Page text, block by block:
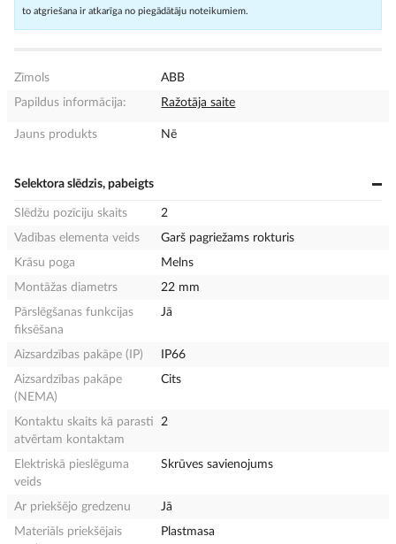
to atgriešana ir atkarīga no piegādātāju noteikumiem.
Zīmols
ABB
Papildus informācija:
Ražotāja saite
Jauns produkts Nē
Selektora slēdzis, pabeigts
Slēdžu pozīciju skaits
2
Vadības elementa veids
Garš pagriežams rokturis
Krāsu poga
Melns
Montāžas diametrs
22 mm
Pārslēgšanas funkcijas
fiksēšana
Jā
Aizsardzības pakāpe (IP)
IP66
Aizsardzības pakāpe
(NEMA)
Cits
Kontaktu skaits kā parasti
atvērtam kontaktam
2
Elektriskā pieslēguma
veids
Skrūves savienojums
Ar priekšējo gredzenu
Jā
Materiāls priekšējais
Plastmasa